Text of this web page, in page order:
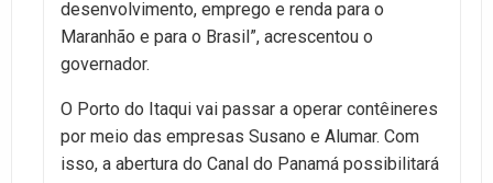
desenvolvimento, emprego e renda para o
Maranhão e para o Brasil”, acrescentou o
governador.
O Porto do Itaqui vai passar a operar contêineres
por meio das empresas Susano e Alumar. Com
isso, a abertura do Canal do Panamá possibilitará